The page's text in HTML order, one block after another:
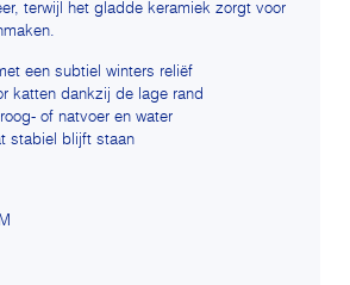
terwijl het gladde keramiek zorgt voor
een subtiel winters reliëf
katten dankzij de lage rand
of natvoer en water
stabiel blijft staan